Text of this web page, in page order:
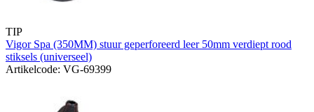
TIP
Vigor Spa (350MM) stuur geperforeerd leer 50mm verdiept rood
stiksels (universeel)
Artikelcode: VG-69399